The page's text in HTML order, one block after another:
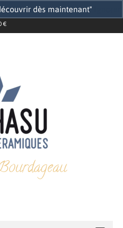
dès maintenant"
€